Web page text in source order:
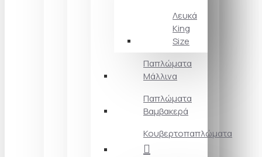
Λευκά
King
Size
Παπλώματα
Μάλλινα
Παπλώματα
Βαμβακερά
Κουβερτοπαπλώματα